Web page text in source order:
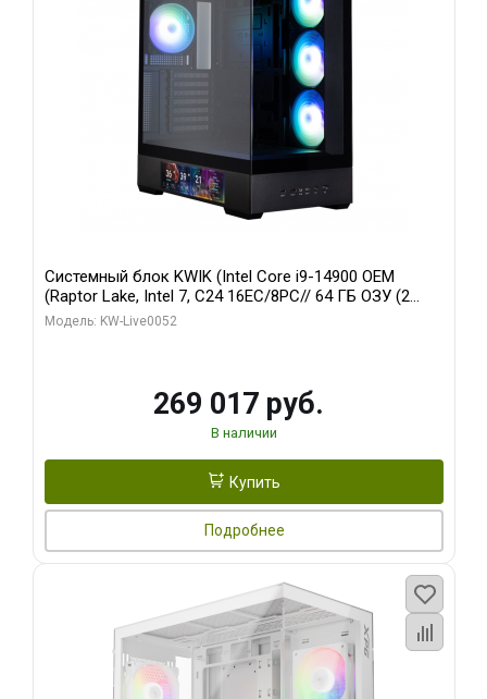
Системный блок KWIK (Intel Core i9-14900 OEM
(Raptor Lake, Intel 7, C24 16EC/8PC// 64 ГБ ОЗУ (2
модуля)/ Palit RTX5080 GAMINGPRO OC 16GB GDDR7
Модель: KW-Live0052
269 017 руб.
В наличии
Купить
Подробнее